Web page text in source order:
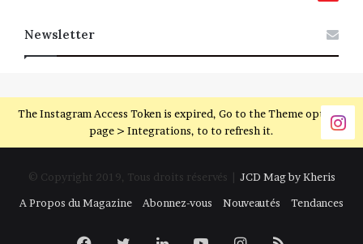
Newsletter
The Instagram Access Token is expired, Go to the Theme options
page > Integrations, to to refresh it.
© Copyright 2019, Tous droits réservés | JCD Mag by Kheris
A Propos du Magazine
Abonnez-vous Nouveautés Tendances